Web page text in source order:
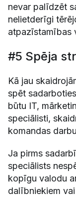
nevar palīdzēt
nelietderīgi
atpazīstamības
#5 Spēja
Kā jau
spēt
būtu IT,
speciālisti,
komandas
Ja pirms
speciālists
kopīgu valodu
dalībniekiem